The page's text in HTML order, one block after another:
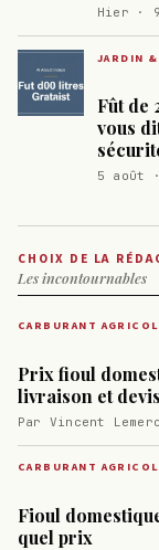
Hier ·
JARDIN
Fût de
vous
5 août
CHOIX DE LA
Les incontournables
CARBURANT
Prix fioul
livraison et devis
Par Vincent
CARBURANT
Fioul
quel prix